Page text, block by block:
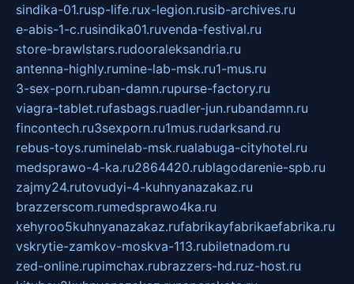
sindika-01.rusp-life.rux-legion.rusib-archives.ru
e-abis-1-c.rusindika01.ruvenda-festival.ru
store-brawlstars.rudooraleksandria.ru
antenna-highly.rumine-lab-msk.ru1-mus.ru
3-sex-porn.ruban-damn.rupurse-factory.ru
viagra-tablet.rufasbags.ruadler-jun.rubandamn.ru
fincontech.ru3sexporn.ru1mus.rudarksand.ru
rebus-toys.ruminelab-msk.rualabuga-cityhotel.ru
medsprawo-4-ka.ru2864420.rublagodarenie-spb.ru
zajmy24.rutovudyi-4-kuhnyanazakaz.ru
brazzerscom.rumedsprawo4ka.ru
xehyroo5kuhnyanazakaz.rufabrikayfabrikaefabrika.ru
vskrytie-zamkov-moskva-113.rubiletnadom.ru
zed-online.rupimchax.rubrazzers-hd.ruz-host.ru